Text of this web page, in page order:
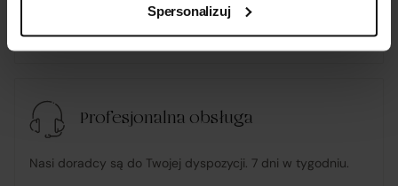
Spersonalizuj
Tylko sprawdzone oraz szybkie metody płatności. 100%
bezpieczeństwa.
Profesjonalna obsługa
Nasi doradcy są do Twojej dyspozycji. 7 dni w tygodniu.